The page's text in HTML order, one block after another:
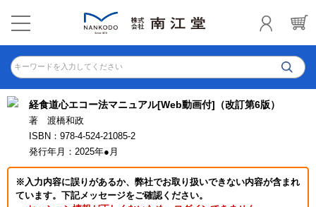
キーワードを入力してください
経食道心エコー法マニュアル[Web動画付]（改訂第6版）
著 渡橋和政
ISBN：978-4-524-21085-2
発行年月：2025年●月
※入力内容に誤りがあるか、弊社でお取り扱いできない内容が含まれ
ています。下記メッセージをご確認ください。